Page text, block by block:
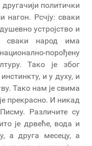
политички
нагон. Рсчју: сваки
устројство и
сваки народ има
порођену
Тако је због
и у духу, и
Тако нам је свима
прекрасно. И никад
Различите су
је дрвеће, вода и
а друга месецу, а